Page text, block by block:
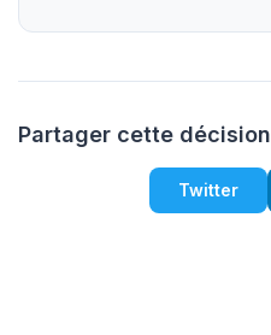
Partager cette décision
Twitter